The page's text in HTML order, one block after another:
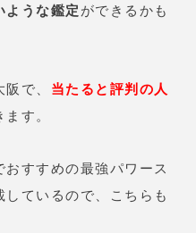
ような鑑定 ができるかも
で、 当たると評判の人
す。
すすめの最強パワース
ているので、こちらも